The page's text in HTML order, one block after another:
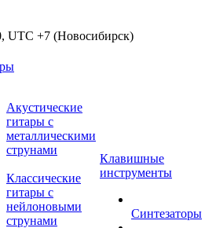
UTC +7 (Новосибирск)
Акустические
гитары с
металлическими
струнами
Классические
гитары с
нейлоновыми
струнами
Клавишные
инструменты
Синтезаторы